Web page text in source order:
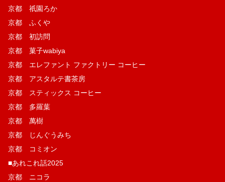
京都 祇園ろか
京都 ふくや
京都 初訪問
京都 菓子wabiya
京都 エレファント ファクトリー コーヒー
京都 アスタルテ書茶房
京都 スティックス コーヒー
京都 多羅葉
京都 萬樹
京都 じんぐうみち
京都 コミオン
■あれこれ話2025
京都 ニコラ